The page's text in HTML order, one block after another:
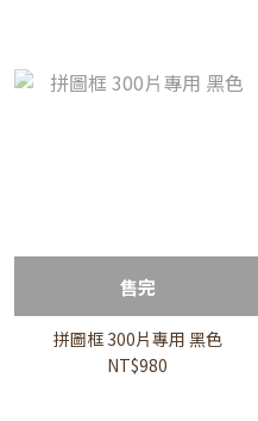
售完
拼圖框 300片專用 黑色
NT$980